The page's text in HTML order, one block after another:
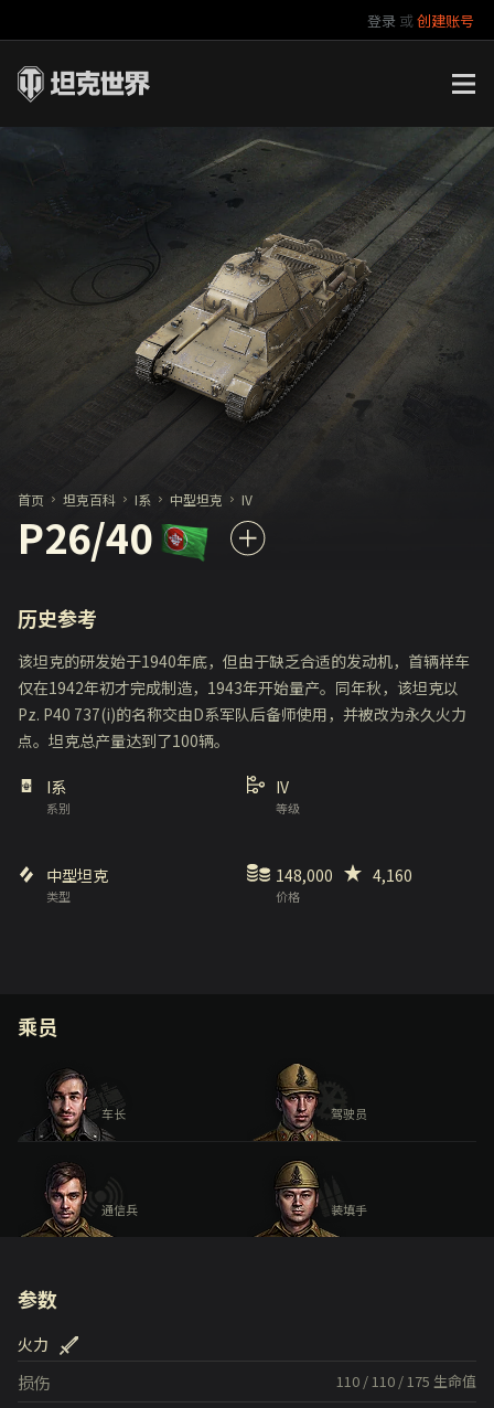
登录 或创建账号
你好，吾久
万圣节
《以战止战》
官方自媒体
首页 坦克百科 I系 中型坦克 IV
P26/40
历史参考
该坦克的研发始于1940年底，但由于缺乏合适的发动机，首辆样车
仅在1942年初才完成制造，1943年开始量产。同年秋，该坦克以
Pz. P40 737(i)的名称交由D系军队后备师使用，并被改为永久火力
点。坦克总产量达到了100辆。
系别
I系
等级
IV
类型
中型坦克
价格
148,000 4,160
乘员
车长 驾驶员
通信兵 装填手
参数
火力
110 / 110 / 175 生命值
损伤